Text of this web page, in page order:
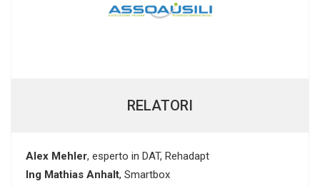
RELATORI
Alex Mehler, esperto in DAT, Rehadapt
Ing Mathias Anhalt, Smartbox